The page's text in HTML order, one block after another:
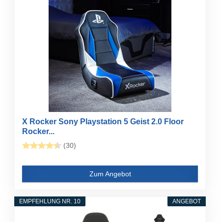
X Rocker Sony Playstation 5 Geist 2.0 Floor
Rocker...
(30)
Zum Angebot
ANGEBOT
EMPFEHLUNG NR. 10